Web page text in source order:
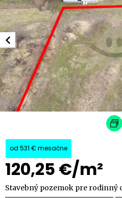
od 531 € mesačne
120,25 €/m²
Stavebný pozemok pre rodinný